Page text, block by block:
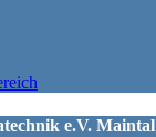
e.V. Maintal